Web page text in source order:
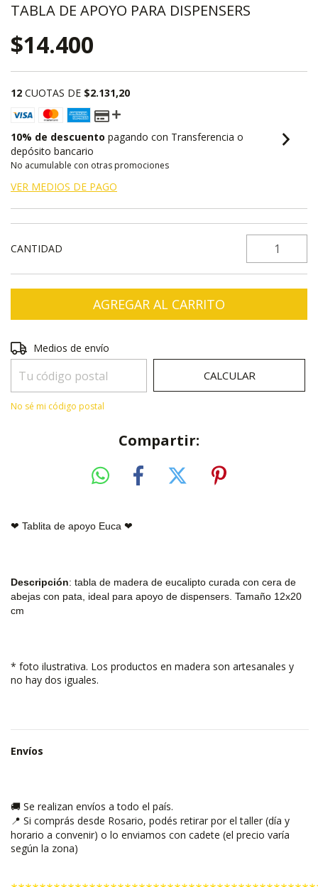
TABLA DE APOYO PARA DISPENSERS
$14.400
12 CUOTAS DE $2.131,20
10% de descuento pagando con Transferencia o
depósito bancario
No acumulable con otras promociones
VER MEDIOS DE PAGO
CANTIDAD
Entregas para el CP:
Medios de envío
CALCULAR
No sé mi código postal
Compartir:
❤ Tablita de apoyo Euca ❤
Descripción: tabla de madera de eucalipto curada con cera de
abejas con pata, ideal para apoyo de dispensers. Tamaño 12x20
cm
* foto ilustrativa. Los productos en madera son artesanales y
no hay dos iguales.
Envíos
🚚 Se realizan envíos a todo el país.
📍 Si comprás desde Rosario, podés retirar por el taller (día y
horario a convenir) o lo enviamos con cadete (el precio varía
según la zona)